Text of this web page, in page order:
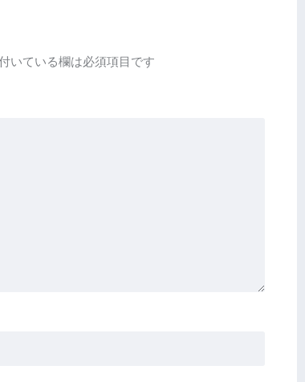
いている欄は必須項目です